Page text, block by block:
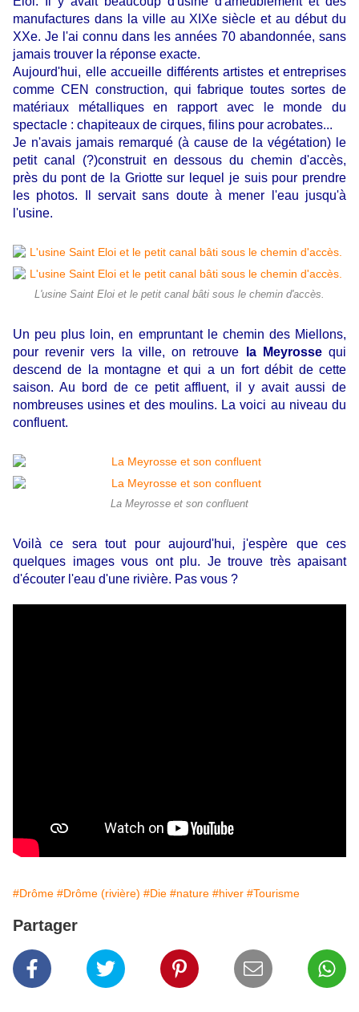
manufactures dans la ville au XIXe siècle et au début du
XXe. Je l'ai connu dans les années 70 abandonnée, sans
jamais trouver la réponse exacte.
Aujourd'hui, elle accueille différents artistes et entreprises
comme CEN construction, qui fabrique toutes sortes de
matériaux métalliques en rapport avec le monde du
spectacle : chapiteaux de cirques, filins pour acrobates...
Je n'avais jamais remarqué (à cause de la végétation) le
petit canal (?)construit en dessous du chemin d'accès,
près du pont de la Griotte sur lequel je suis pour prendre
les photos. Il servait sans doute à mener l'eau jusqu'à
l'usine.
L'usine Saint Eloi et le petit canal bâti sous le chemin d'accès.
Un peu plus loin, en empruntant le chemin des Miellons,
pour revenir vers la ville, on retrouve la Meyrossequi
descend de la montagne et qui a un fort débit de cette
saison. Au bord de ce petit affluent, il y avait aussi de
nombreuses usines et des moulins. La voici au niveau du
confluent.
La Meyrosse et son confluent
Voilà ce sera tout pour aujourd'hui, j'espère que ces
quelques images vous ont plu. Je trouve très apaisant
d'écouter l'eau d'une rivière. Pas vous ?
#Drôme #Drôme (rivière) #Die #nature #hiver #Tourisme
Partager